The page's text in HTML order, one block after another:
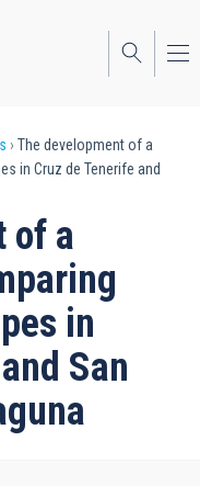
The development of a
in Cruz de Tenerife and
of a
in
San